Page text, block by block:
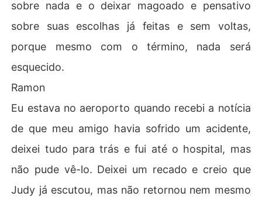
sobre nada e o deixar magoado e pensativo
sobre suas escolhas já feitas e sem voltas,
porque mesmo com o término, nada será
esquecido.
Ramon
Eu estava no aeroporto quando recebi a notícia
de que meu amigo havia sofrido um acidente,
deixei tudo para trás e fui até o hospital, mas
não pude vê-lo. Deixei um recado e creio que
Judy já escutou, mas não retornou nem mesmo